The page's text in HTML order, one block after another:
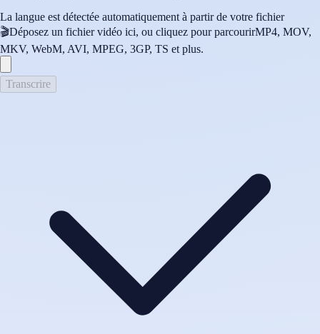
La langue est détectée automatiquement à partir de votre fichier
🎬Déposez un fichier vidéo ici, ou cliquez pour parcourirMP4, MOV,
MKV, WebM, AVI, MPEG, 3GP, TS et plus.
Transcrire